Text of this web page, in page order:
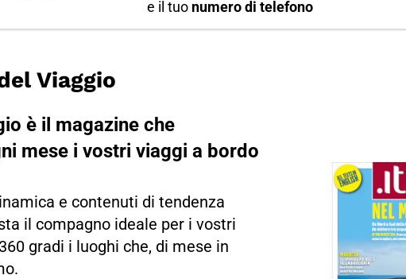
e il tuo numero di telefono
Viaggio
è il magazine che
mese i vostri viaggi a bordo
e contenuti di tendenza
il compagno ideale per i vostri
gradi i luoghi che, di mese in